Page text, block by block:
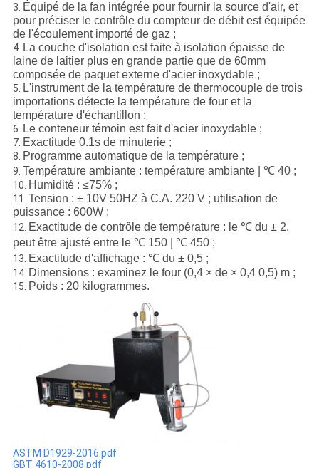
3. Équipé de la fan intégrée pour fournir la source d'air, et
pour préciser le contrôle du compteur de débit est équipée
de l'écoulement importé de gaz ;
4. La couche d'isolation est faite à isolation épaisse de
laine de laitier plus en grande partie que de 60mm
composée de paquet externe d'acier inoxydable ;
5. L'instrument de la température de thermocouple de trois
importations détecte la température de four et la
température d'échantillon ;
6. Le conteneur témoin est fait d'acier inoxydable ;
7. Exactitude 0.1s de minuterie ;
8. Programme automatique de la température ;
9. Température ambiante : température ambiante | ℃ 40 ;
10. Humidité : ≤75% ;
11. Tension : ± 10V 50HZ à C.A. 220 V ; utilisation de
puissance : 600W ;
12. Exactitude de contrôle de température : le ℃ du ± 2,
peut être ajusté entre le ℃ 150 | ℃ 450 ;
13. Exactitude d'affichage : ℃ du ± 0,5 ;
14. Dimensions : examinez le four (0,4 × de × 0,4 0,5) m ;
15. Poids : 20 kilogrammes.
ASTM D1929-2016.pdf
GBT 4610-2008.pdf